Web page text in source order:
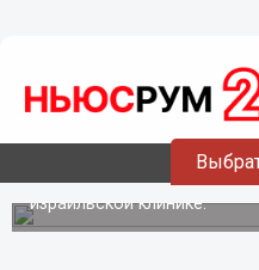
12.11.201511:46
Юной
требуется помощь
Объявлен сбор средств
израильской клинике.